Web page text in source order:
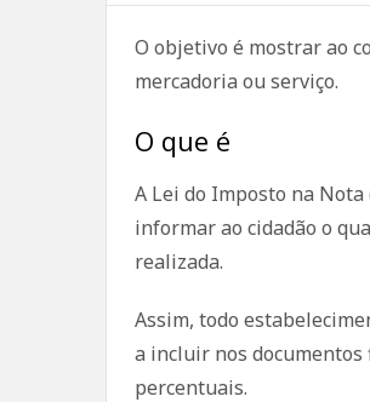
O objetivo é mostrar ao
mercadoria ou serviço.
O que é
A Lei do Imposto na Nota
informar ao cidadão o
realizada.
Assim, todo
a incluir nos documentos
percentuais.